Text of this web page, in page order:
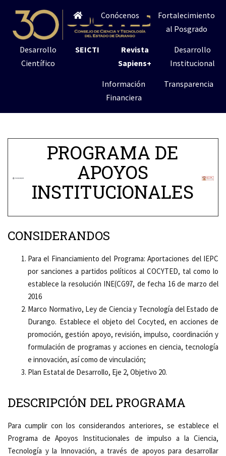
Conócenos
Fortalecimiento
al Posgrado
Desarrollo
Científico
SEICTI
Revista
Sapiens+
Desarrollo
Institucional
Información
Financiera
Transparencia
PROGRAMA DE
APOYOS
INSTITUCIONALES
CONSIDERANDOS
Para el Financiamiento del Programa: Aportaciones del IEPC
por sanciones a partidos políticos al COCYTED, tal como lo
establece la resolución INE(CG97, de fecha 16 de marzo del
2016
Marco Normativo, Ley de Ciencia y Tecnología del Estado de
Durango. Establece el objeto del Cocyted, en acciones de
promoción, gestión apoyo, revisión, impulso, coordinación y
formulación de programas y acciones en ciencia, tecnología
e innovación, así como de vinculación;
Plan Estatal de Desarrollo, Eje 2, Objetivo 20.
DESCRIPCIÓN DEL PROGRAMA
Para cumplir con los considerandos anteriores, se establece el
Programa de Apoyos Institucionales de impulso a la Ciencia,
Tecnología y la Innovación, a través de apoyos para desarrollar